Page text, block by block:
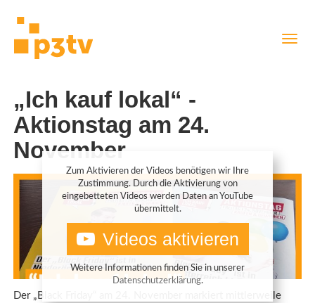
„Ich kauf lokal“ -
Aktionstag am 24.
November
Zum Aktivieren der Videos benötigen wir Ihre
Zustimmung. Durch die Aktivierung von
eingebetteten Videos werden Daten an YouTube
übermittelt.
Videos aktivieren
Weitere Informationen finden Sie in unserer
Datenschutzerklärung.
Der „Black Friday“ am 24. November markiert mittlerweile